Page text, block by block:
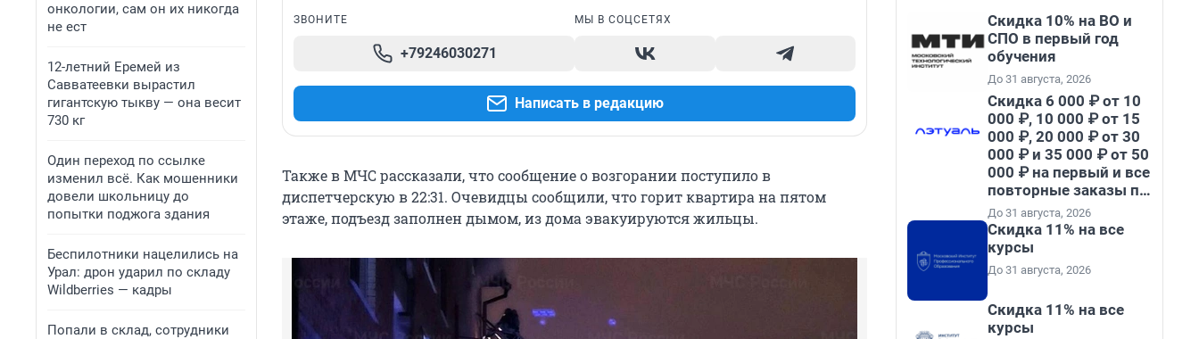
онкологии, сам он их никогда
не ест
12-летний Еремей из
Савватеевки вырастил
гигантскую тыкву — она весит
730 кг
Один переход по ссылке
изменил всё. Как мошенники
довели школьницу до
попытки поджога здания
Беспилотники нацелились на
Урал: дрон ударил по складу
Wildberries — кадры
Попали в склад, сотрудники
ЗВОНИТЕ
+79246030271
МЫ В СОЦСЕТЯХ
Написать в редакцию
Также в МЧС рассказали, что сообщение о возгорании поступило в
диспетчерскую в 22:31. Очевидцы сообщили, что горит квартира на пятом
этаже, подъезд заполнен дымом, из дома эвакуируются жильцы.
Скидка 10% на ВО и
СПО в первый год
обучения
До 31 августа, 2026
Скидка 6 000 ₽ от 10
000 ₽, 10 000 ₽ от 15
000 ₽, 20 000 ₽ от 30
000 ₽ и 35 000 ₽ от 50
000 ₽ на первый и все
повторные заказы по
промокоду НАБЕРИ
До 31 августа, 2026
Скидка 11% на все
курсы
До 31 августа, 2026
Скидка 11% на все
курсы